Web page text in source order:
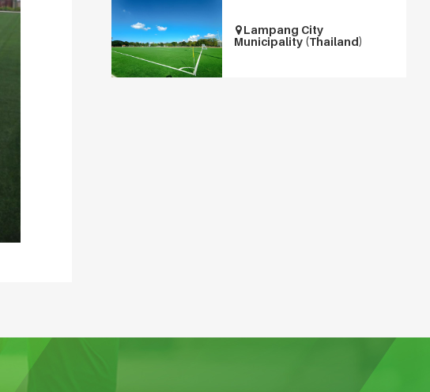
Lampang City
Municipality (Thailand)